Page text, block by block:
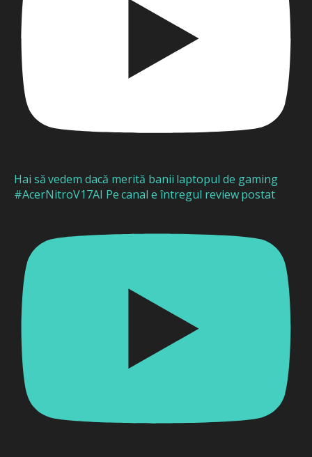
Hai să vedem dacă merită banii laptopul de gaming
#AcerNitroV17AI Pe canal e întregul review postat